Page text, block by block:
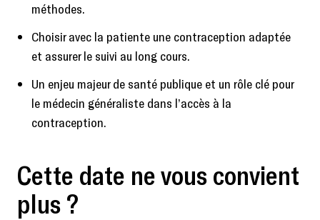
Cette date ne vous convient
plus ?
méthodes.
Choisir avec la patiente une contraception adaptée
et assurer le suivi au long cours.
Un enjeu majeur de santé publique et un rôle clé pour
le médecin généraliste dans l’accès à la
contraception.